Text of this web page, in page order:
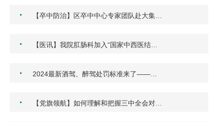
· 【卒中防治】区卒中中心专家团队赴大集…
· 【医讯】我院肛肠科加入“国家中西医结…
· 2024最新酒驾、醉驾处罚标准来了——…
· 【党旗领航】如何理解和把握三中全会对…